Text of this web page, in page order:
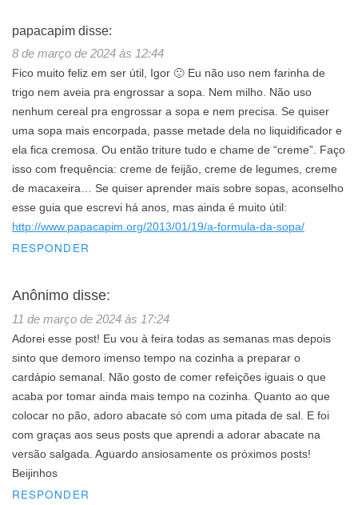
papacapim disse:
8 de março de 2024 às 12:44
Fico muito feliz em ser útil, Igor 🙂 Eu não uso nem farinha de
trigo nem aveia pra engrossar a sopa. Nem milho. Não uso
nenhum cereal pra engrossar a sopa e nem precisa. Se quiser
uma sopa mais encorpada, passe metade dela no liquidificador e
ela fica cremosa. Ou então triture tudo e chame de “creme”. Faço
isso com frequência: creme de feijão, creme de legumes, creme
de macaxeira… Se quiser aprender mais sobre sopas, aconselho
esse guia que escrevi há anos, mas ainda é muito útil:
http://www.papacapim.org/2013/01/19/a-formula-da-sopa/
RESPONDER
Anônimo disse:
11 de março de 2024 às 17:24
Adorei esse post! Eu vou à feira todas as semanas mas depois
sinto que demoro imenso tempo na cozinha a preparar o
cardápio semanal. Não gosto de comer refeições iguais o que
acaba por tomar ainda mais tempo na cozinha. Quanto ao que
colocar no pão, adoro abacate só com uma pitada de sal. E foi
com graças aos seus posts que aprendi a adorar abacate na
versão salgada. Aguardo ansiosamente os próximos posts!
Beijinhos
RESPONDER